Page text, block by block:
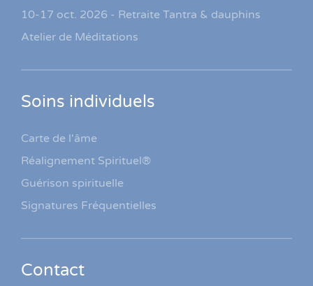
10-17 oct. 2026 - Retraite Tantra & dauphins
Atelier de Méditations
Soins individuels
Carte de l'âme
Réalignement Spirituel®
Guérison spirituelle
Signatures Fréquentielles
Contact